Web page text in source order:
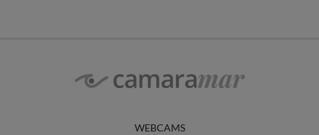
WEBCAMS